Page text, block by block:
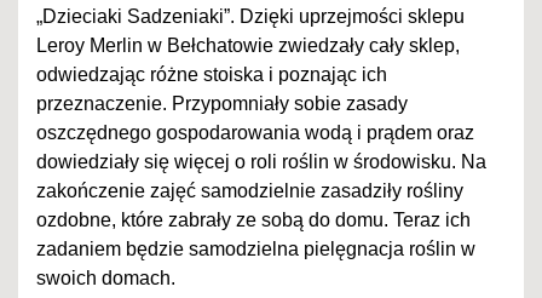
„Dzieciaki Sadzeniaki”. Dzięki uprzejmości sklepu
Leroy Merlin w Bełchatowie zwiedzały cały sklep,
odwiedzając różne stoiska i poznając ich
przeznaczenie. Przypomniały sobie zasady
oszczędnego gospodarowania wodą i prądem oraz
dowiedziały się więcej o roli roślin w środowisku. Na
zakończenie zajęć samodzielnie zasadziły rośliny
ozdobne, które zabrały ze sobą do domu. Teraz ich
zadaniem będzie samodzielna pielęgnacja roślin w
swoich domach.